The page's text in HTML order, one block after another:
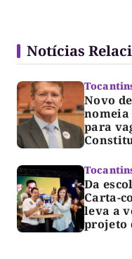
Notícias
Novo
nomeia
para
Da
Carta-
leva a
projeto